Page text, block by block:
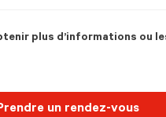
plus d’informations ou
un rendez-vous